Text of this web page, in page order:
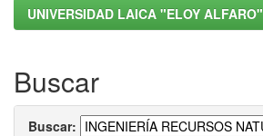
UNIVERSIDAD LAICA "ELOY
Buscar
Buscar: